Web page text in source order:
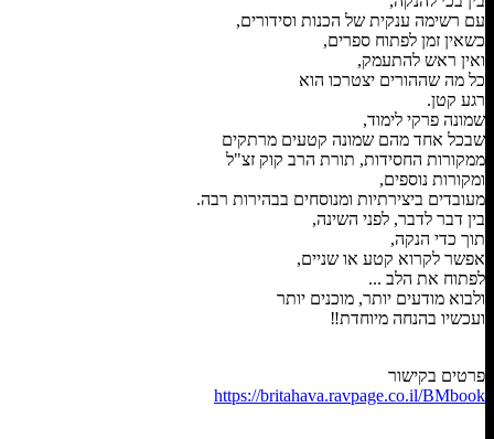
עם רשימה ענקית של הכנות וסידורים,
כשאין זמן לפתוח ספרים,
ואין ראש להתעמק,
כל מה שההורים יצטרכו הוא
רגע קטן.
שמונה פרקי לימוד,
שבכל אחד מהם שמונה קטעים מרתקים
ממקורות החסידות, תורת הרב קוק זצ"ל
ומקורות נוספים,
מעובדים ביצירתיות ומנוסחים בבהירות רבה.
בין דבר לדבר, לפני השינה,
תוך כדי הנקה,
אפשר לקרוא קטע או שניים,
לפתוח את הלב ...
ולבוא מודעים יותר, מוכנים יותר
ועכשיו בהנחה מיוחדת‼️
פרטים בקישור
https://britahava.ravpage.co.il/BMbook